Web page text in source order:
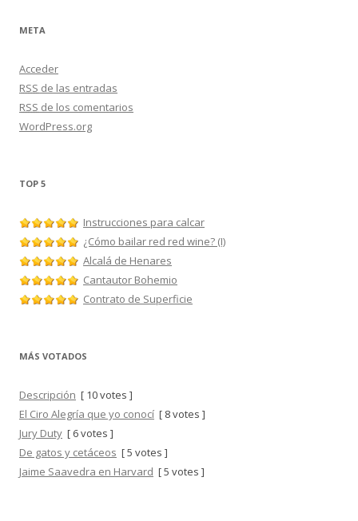
META
Acceder
RSS de las entradas
RSS de los comentarios
WordPress.org
TOP 5
Instrucciones para calcar
¿Cómo bailar red red wine? (I)
Alcalá de Henares
Cantautor Bohemio
Contrato de Superficie
MÁS VOTADOS
Descripción [ 10 votes ]
El Ciro Alegría que yo conocí [ 8 votes ]
Jury Duty [ 6 votes ]
De gatos y cetáceos [ 5 votes ]
Jaime Saavedra en Harvard [ 5 votes ]